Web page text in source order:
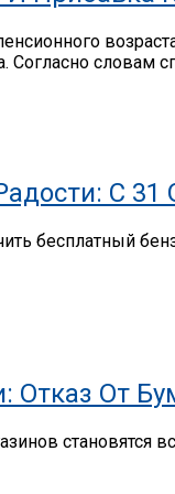
Согласно словам
С
бесплатный
Отказ От